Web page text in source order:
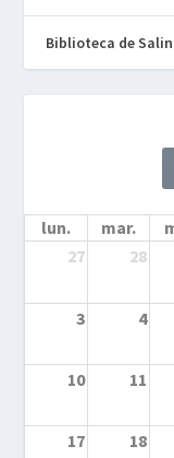
Biblioteca de
lun. mar.
27
28
3 4
10 11
17 18